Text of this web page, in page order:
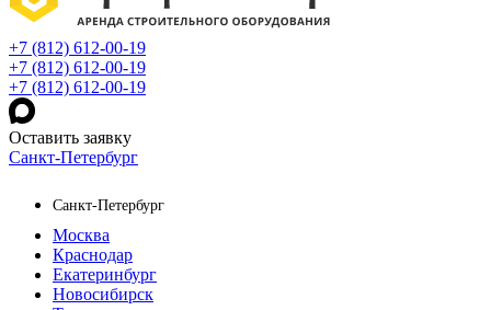
+7 (812) 612-00-19
+7 (812) 612-00-19
+7 (812) 612-00-19
Оставить заявку
Санкт-Петербург
Санкт-Петербург
Москва
Краснодар
Екатеринбург
Новосибирск